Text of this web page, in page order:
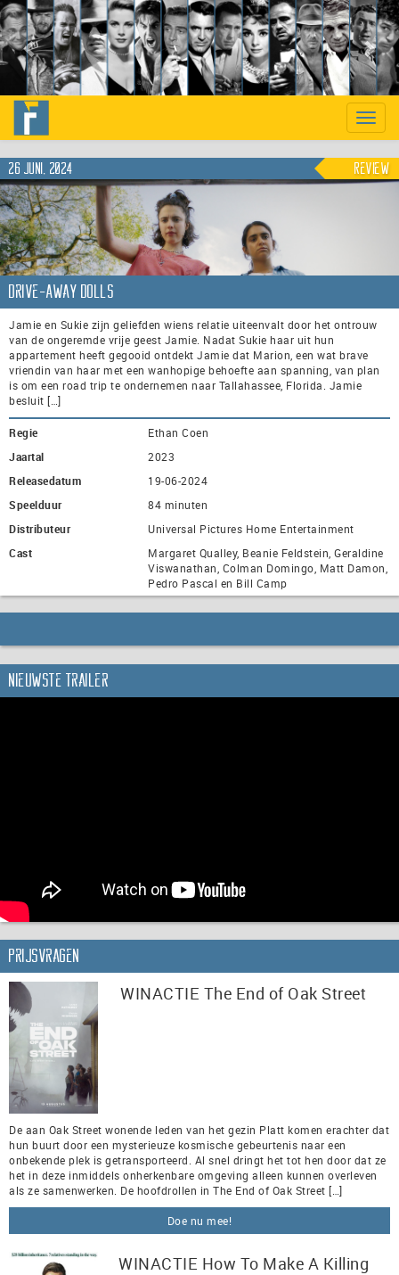
Previous
Toggle
26 juni, 2024 Review
Drive-Away Dolls
Jamie en Sukie zijn geliefden wiens relatie uiteenvalt door het ontrouw
van de ongeremde vrije geest Jamie. Nadat Sukie haar uit hun
appartement heeft gegooid ontdekt Jamie dat Marion, een wat brave
vriendin van haar met een wanhopige behoefte aan spanning, van plan
is om een road trip te ondernemen naar Tallahassee, Florida. Jamie
besluit […]
Regie
Ethan Coen
Jaartal
2023
Releasedatum
19-06-2024
Speelduur
84 minuten
Distributeur
Universal Pictures Home Entertainment
Cast
Margaret Qualley, Beanie Feldstein, Geraldine
Viswanathan, Colman Domingo, Matt Damon,
Pedro Pascal en Bill Camp
Nieuwste trailer
Prijsvragen
WINACTIE The End of Oak Street
De aan Oak Street wonende leden van het gezin Platt komen erachter dat
hun buurt door een mysterieuze kosmische gebeurtenis naar een
onbekende plek is getransporteerd. Al snel dringt het tot hen door dat ze
het in deze inmiddels onherkenbare omgeving alleen kunnen overleven
als ze samenwerken. De hoofdrollen in The End of Oak Street […]
Doe nu mee!
WINACTIE How To Make A Killing